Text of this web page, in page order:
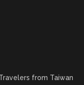
from Taiwan